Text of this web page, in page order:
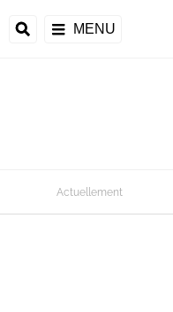
MENU
Actuellement